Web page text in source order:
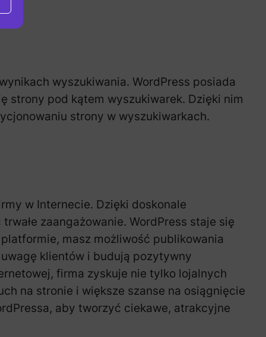
wyszukiwania. WordPress posiada
strony pod kątem wyszukiwarek. Dzięki nim
strony w wyszukiwarkach.
w Internecie. Dzięki doskonale
zaangażowanie. WordPress staje się
masz możliwość publikowania
klientów i budują pozytywny
firma zyskuje nie tylko lojalnych
na stronie i większe szanse na osiągnięcie
aby tworzyć ciekawe, atrakcyjne